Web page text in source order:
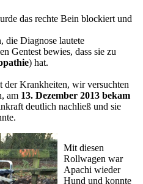
das rechte Bein blockiert und
die Diagnose lautete
Gentest bewies, dass sie zu
) hat.
der Krankheiten, wir versuchten
am 13. Dezember 2013 bekam
deutlich nachließ und sie
Mit diesen
Rollwagen war
Apachi wieder
Hund und konnte